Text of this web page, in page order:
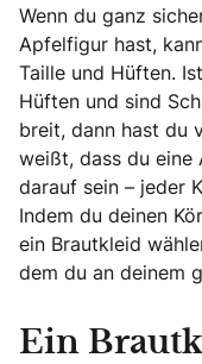
Wenn du ganz
Apfelfigur hast,
Taille und Hüften.
Hüften und sind
breit, dann hast du
weißt, dass du
darauf sein – jeder
Indem du deinen
ein Brautkleid
dem du an deinem
Ein